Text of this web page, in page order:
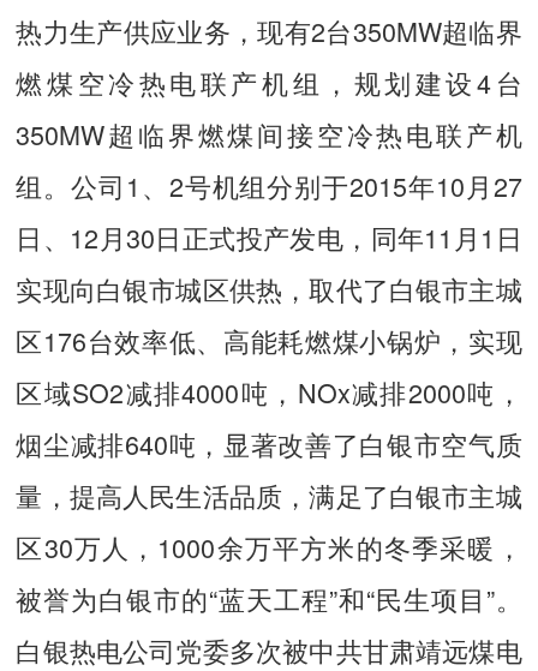
热力生产供应业务，现有2台350MW超临界
燃煤空冷热电联产机组，规划建设4台
350MW超临界燃煤间接空冷热电联产机
组。公司1、2号机组分别于2015年10月27
日、12月30日正式投产发电，同年11月1日
实现向白银市城区供热，取代了白银市主城
区176台效率低、高能耗燃煤小锅炉，实现
区域SO2减排4000吨，NOx减排2000吨，
烟尘减排640吨，显著改善了白银市空气质
量，提高人民生活品质，满足了白银市主城
区30万人，1000余万平方米的冬季采暖，
被誉为白银市的“蓝天工程”和“民生项目”。
白银热电公司党委多次被中共甘肃靖远煤电